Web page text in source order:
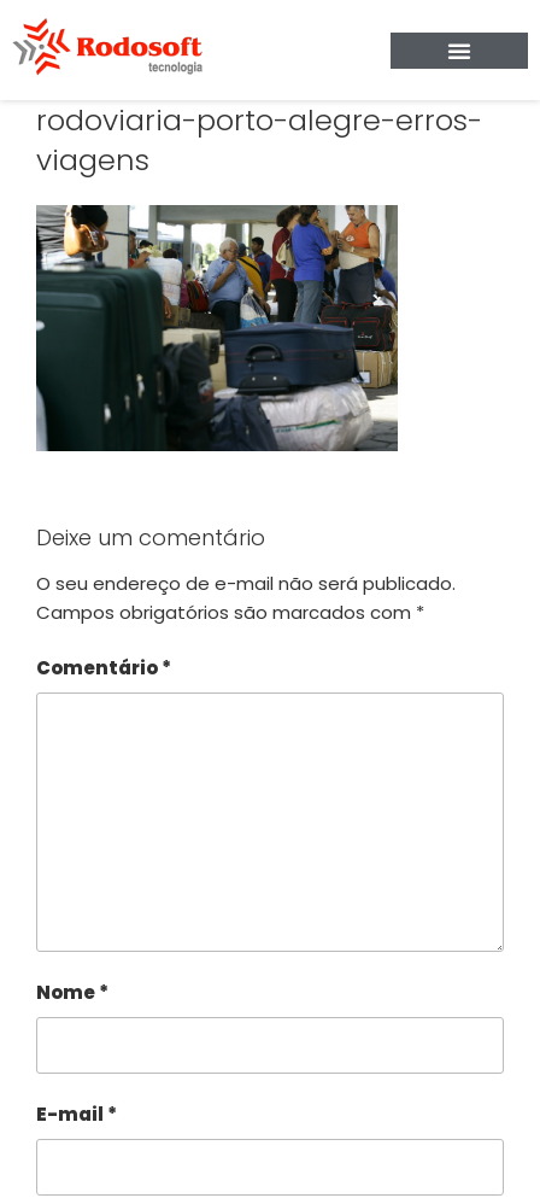
rodoviaria-porto-alegre-erros-
viagens
Deixe um comentário
O seu endereço de e-mail não será publicado.
Campos obrigatórios são marcados com *
Comentário*
Nome*
E-mail *